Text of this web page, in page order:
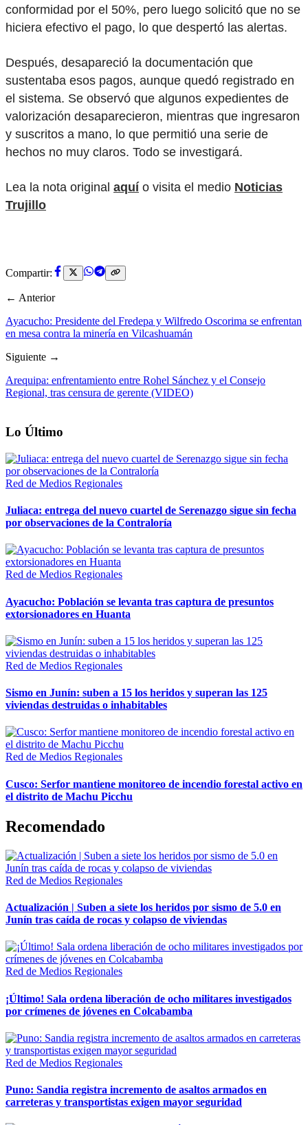
conformidad por el 50%, pero luego solicitó que no se
hiciera efectivo el pago, lo que despertó las alertas.
Después, desapareció la documentación que
sustentaba esos pagos, aunque quedó registrado en
el sistema. Se observó que algunos expedientes de
valorización desaparecieron, mientras que ingresaron
y suscritos a mano, lo que permitió una serie de
hechos no muy claros. Todo se investigará.
Lea la nota original aquío visita el medio Noticias
Trujillo
Compartir:
← Anterior
Ayacucho: Presidente del Fredepa y Wilfredo Oscorima se enfrentan
en mesa contra la minería en Vilcashuamán
Siguiente →
Arequipa: enfrentamiento entre Rohel Sánchez y el Consejo
Regional, tras censura de gerente (VIDEO)
Lo Último
Red de Medios Regionales
Juliaca: entrega del nuevo cuartel de Serenazgo sigue sin fecha
por observaciones de la Contraloría
Red de Medios Regionales
Ayacucho: Población se levanta tras captura de presuntos
extorsionadores en Huanta
Red de Medios Regionales
Sismo en Junín: suben a 15 los heridos y superan las 125
viviendas destruidas o inhabitables
Red de Medios Regionales
Cusco: Serfor mantiene monitoreo de incendio forestal activo en
el distrito de Machu Picchu
Recomendado
Red de Medios Regionales
Actualización | Suben a siete los heridos por sismo de 5.0 en
Junín tras caída de rocas y colapso de viviendas
Red de Medios Regionales
¡Último! Sala ordena liberación de ocho militares investigados
por crímenes de jóvenes en Colcabamba
Red de Medios Regionales
Puno: Sandia registra incremento de asaltos armados en
carreteras y transportistas exigen mayor seguridad